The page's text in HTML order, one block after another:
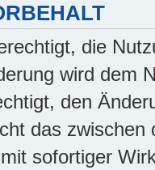
die
wird dem
den
das
sofortiger